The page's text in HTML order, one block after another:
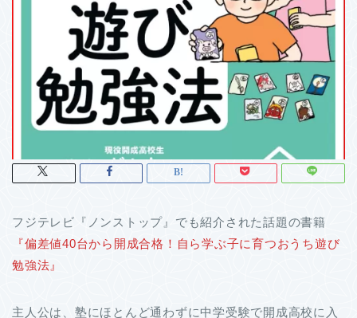
フジテレビ『ノンストップ』でも紹介された話題の書籍
『偏差値40台から開成合格！自ら学ぶ子に育つおうち遊び
勉強法』
主人公は、塾にほとんど通わずに中学受験で開成高校に入